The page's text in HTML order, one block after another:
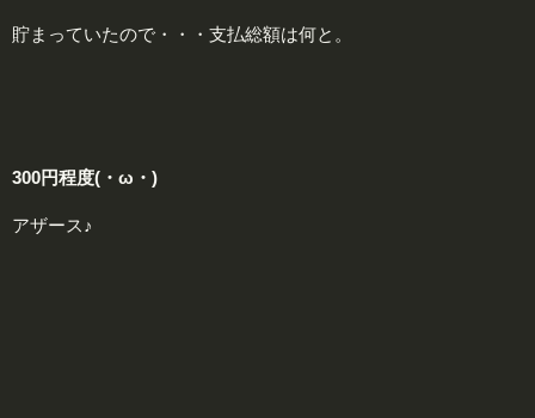
貯まっていたので・・・支払総額は何と。
300円程度(・ω・)
アザース♪